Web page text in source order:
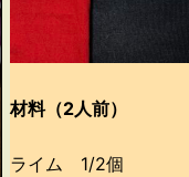
材料（2人前）
ライム 1/2個